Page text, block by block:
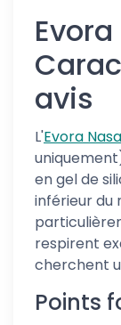
avis
L'Evora
en gel de
inférieur du
respirent
cherchent
Points